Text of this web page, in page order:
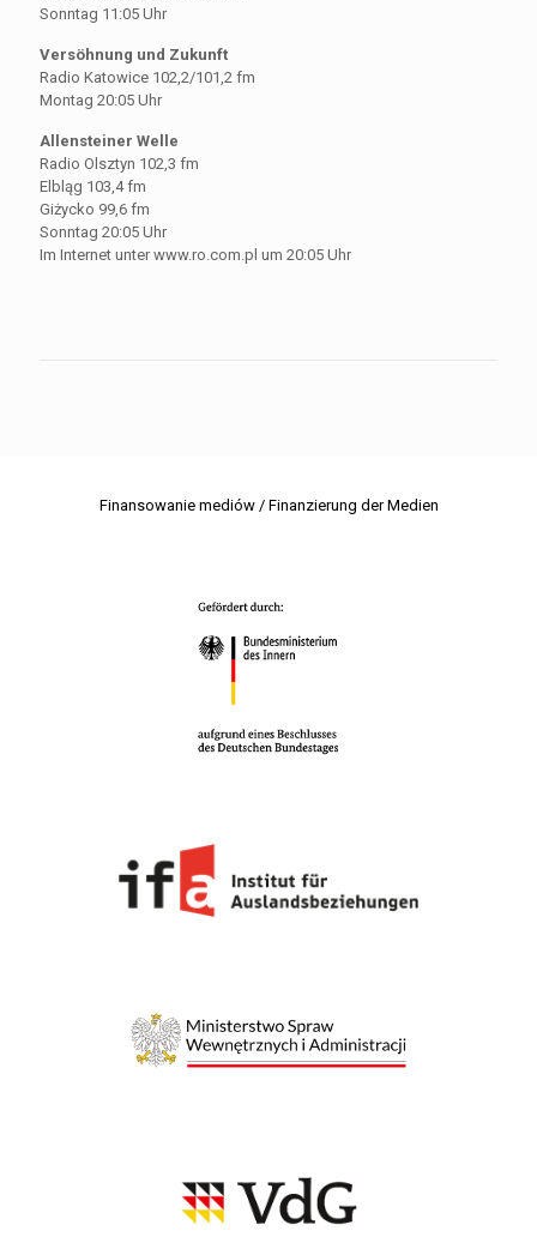
Sonntag 11:05 Uhr
Versöhnung und Zukunft
Radio Katowice 102,2/101,2 fm
Montag 20:05 Uhr
Allensteiner Welle
Radio Olsztyn 102,3 fm
Elbląg 103,4 fm
Giżycko 99,6 fm
Sonntag 20:05 Uhr
Im Internet unter www.ro.com.pl um 20:05 Uhr
Finansowanie mediów / Finanzierung der Medien